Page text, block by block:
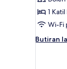
Double
Room
1
Wi-Fi
Butiran
Butiran